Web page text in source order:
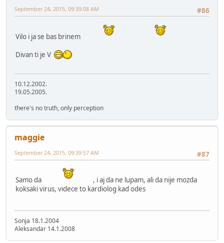
#86
September 24, 2015, 09:39:08 AM
Vilo i ja se bas brinem
Divan ti je V
10.12.2002.
19.05.2005.
there's no truth, only perception
maggie
#87
September 24, 2015, 09:39:57 AM
Samo da
, i aj da ne lupam, ali da nije mozda
koksaki virus, videce to kardiolog kad odes
Sonja 18.1.2004
Aleksandar 14.1.2008